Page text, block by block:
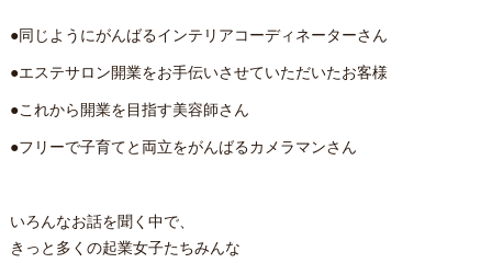
●同じようにがんばるインテリアコーディネーターさん
●エステサロン開業をお手伝いさせていただいたお客様
●これから開業を目指す美容師さん
●フリーで子育てと両立をがんばるカメラマンさん
いろんなお話を聞く中で、
きっと多くの起業女子たちみんな